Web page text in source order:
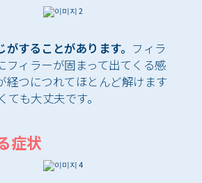
することがあります。 フィラ
フィラーが固まって出てくる感
経つにつれてほとんど解けます
ても大丈夫です。
症状